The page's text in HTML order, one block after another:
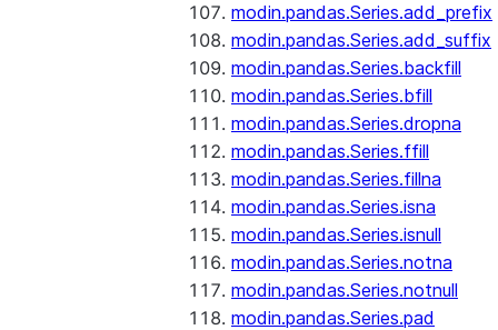
modin.pandas.Series.add_prefix
modin.pandas.Series.add_suffix
modin.pandas.Series.backfill
modin.pandas.Series.bfill
modin.pandas.Series.dropna
modin.pandas.Series.ffill
modin.pandas.Series.fillna
modin.pandas.Series.isna
modin.pandas.Series.isnull
modin.pandas.Series.notna
modin.pandas.Series.notnull
modin.pandas.Series.pad